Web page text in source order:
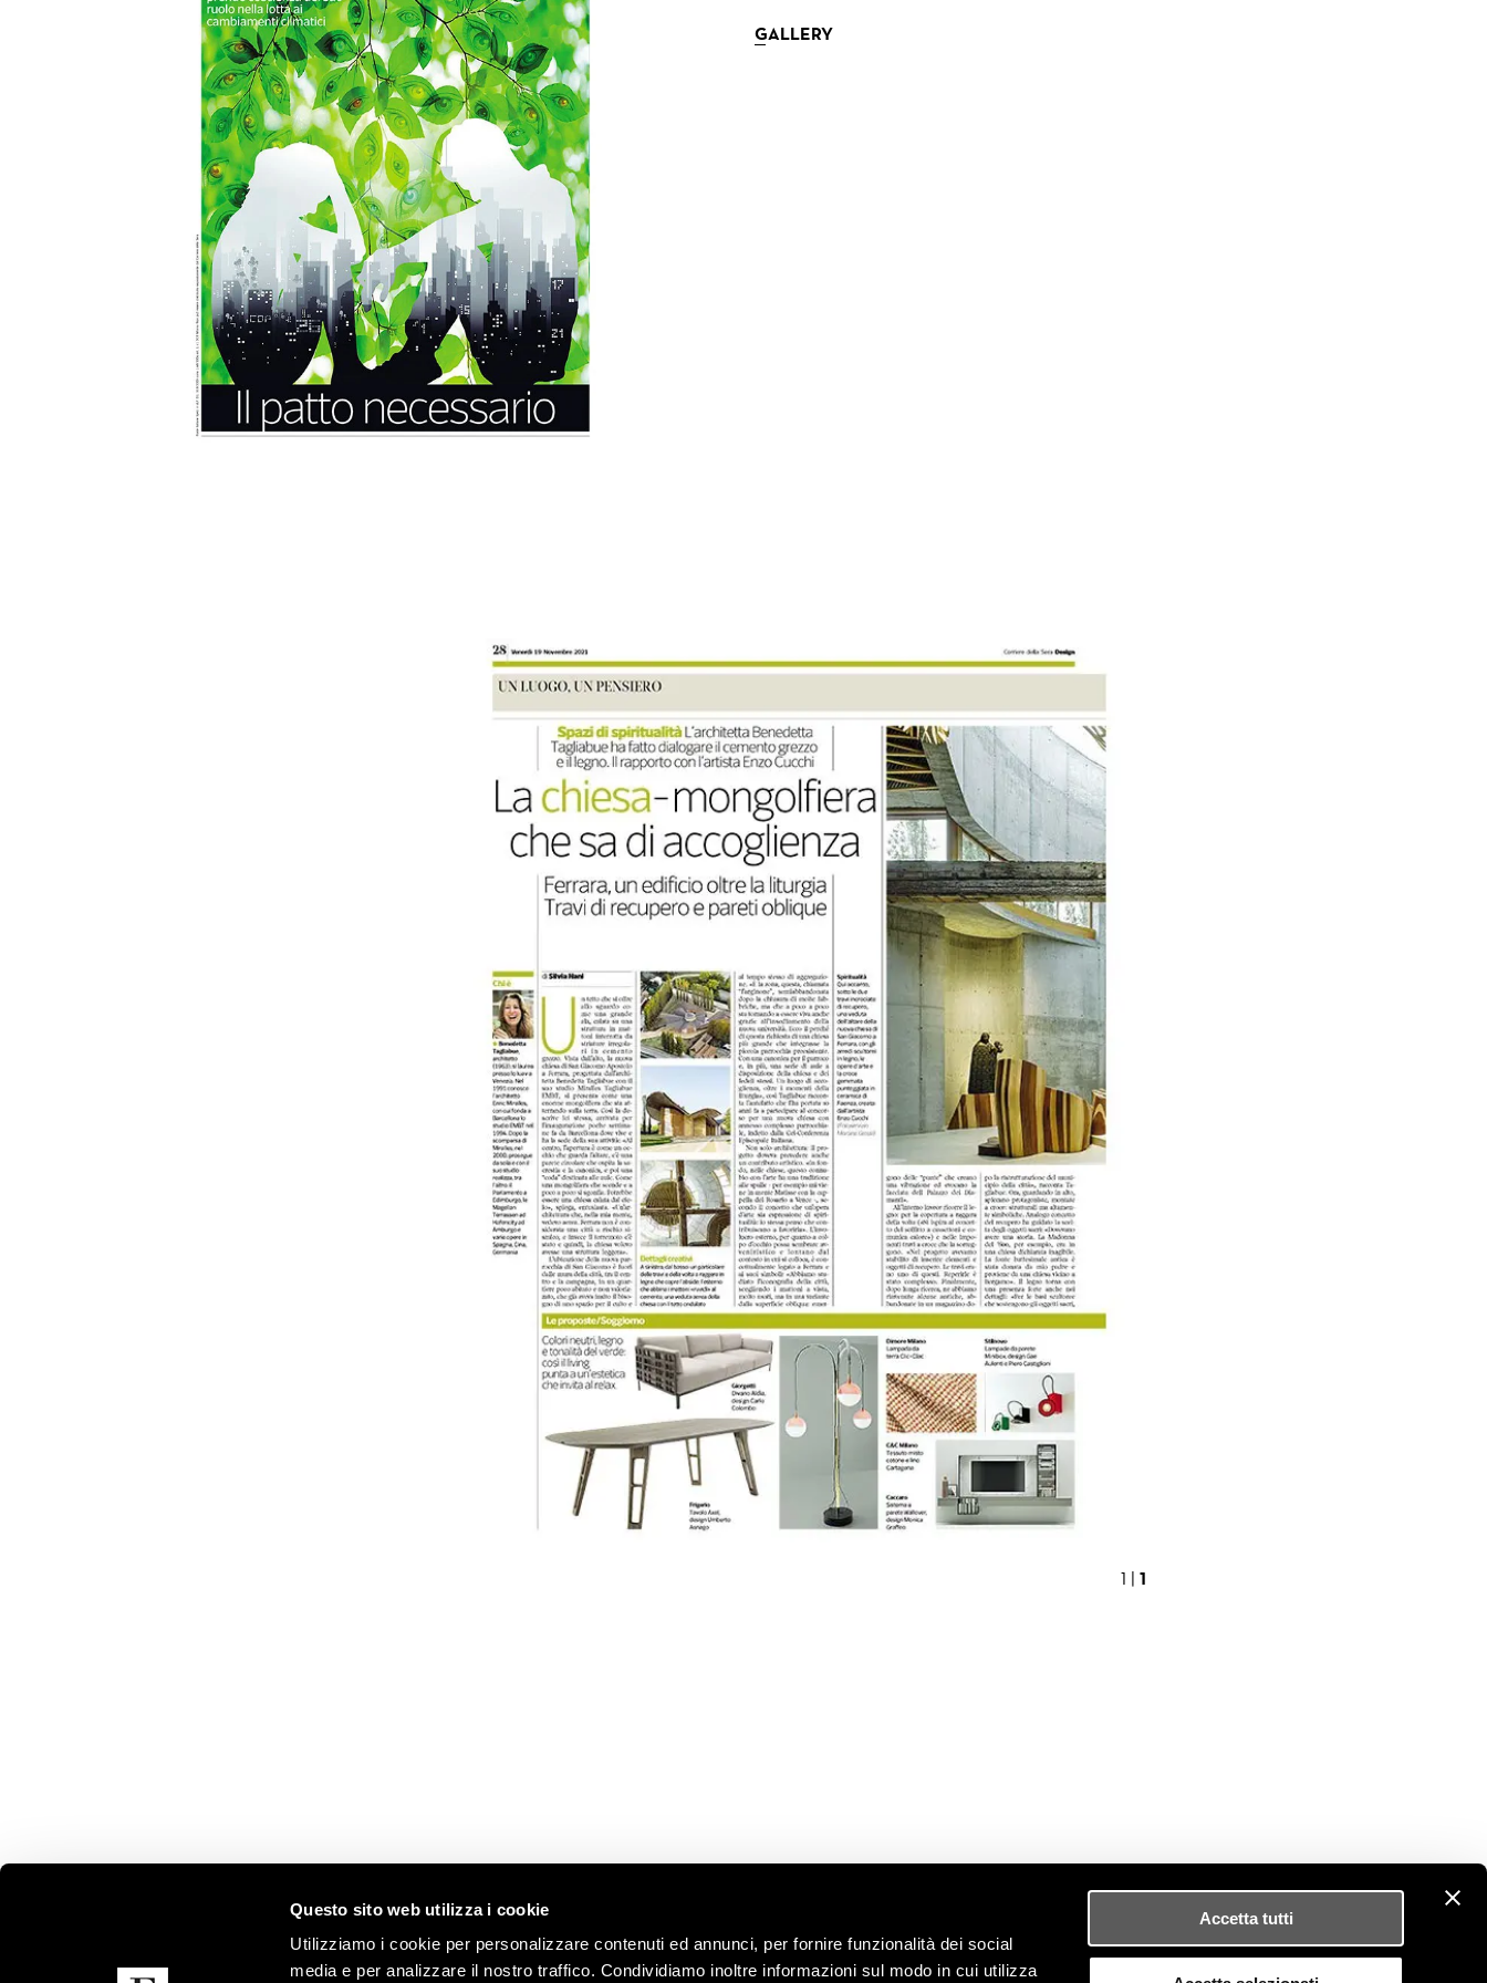
Questo sito web utilizza i cookie
Utilizziamo i cookie per personalizzare contenuti ed annunci, per fornire funzionalità dei social
media e per analizzare il nostro traffico. Condividiamo inoltre informazioni sul modo in cui utilizza
Accetta tutti
GALLERY
1 |1
FRIGERIO POLTRONE E DIVANI SRL
UFFICI E
SHOWROOM
c.so Brianza 21
REQUEST
PRESS OFFICE
barbara.barbato@r-w.it